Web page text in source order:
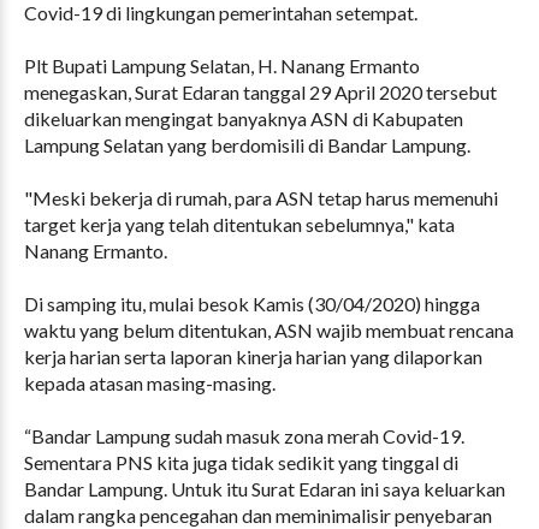
Covid-19 di lingkungan pemerintahan setempat.
Plt Bupati Lampung Selatan, H. Nanang Ermanto
menegaskan, Surat Edaran tanggal 29 April 2020 tersebut
dikeluarkan mengingat banyaknya ASN di Kabupaten
Lampung Selatan yang berdomisili di Bandar Lampung.
"Meski bekerja di rumah, para ASN tetap harus memenuhi
target kerja yang telah ditentukan sebelumnya," kata
Nanang Ermanto.
Di samping itu, mulai besok Kamis (30/04/2020) hingga
waktu yang belum ditentukan, ASN wajib membuat rencana
kerja harian serta laporan kinerja harian yang dilaporkan
kepada atasan masing-masing.
“Bandar Lampung sudah masuk zona merah Covid-19.
Sementara PNS kita juga tidak sedikit yang tinggal di
Bandar Lampung. Untuk itu Surat Edaran ini saya keluarkan
dalam rangka pencegahan dan meminimalisir penyebaran